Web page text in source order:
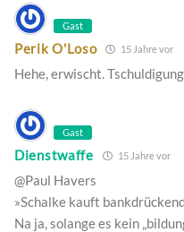
Gast
Perik O'Loso 15 Jahre vor
Hehe, erwischt.
Gast
Dienstwaffe 15 Jahre vor
@Paul Havers
»Schalke kauft
Na ja, solange es kein